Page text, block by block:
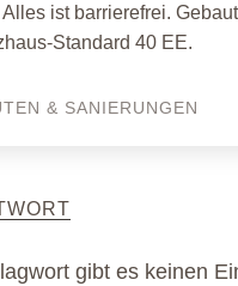
ist barrierefrei.
Standard 40 EE.
& SANIERUNGEN
gibt es keinen